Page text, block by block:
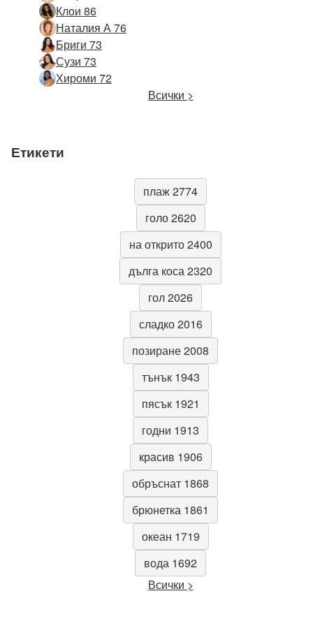
Клои 86
Наталия А 76
Бриги 73
Сузи 73
Хироми 72
Всички >
Етикети
плаж 2774
голо 2620
на открито 2400
дълга коса 2320
гол 2026
сладко 2016
позиране 2008
тънък 1943
пясък 1921
годни 1913
красив 1906
обръснат 1868
брюнетка 1861
океан 1719
вода 1692
Всички >